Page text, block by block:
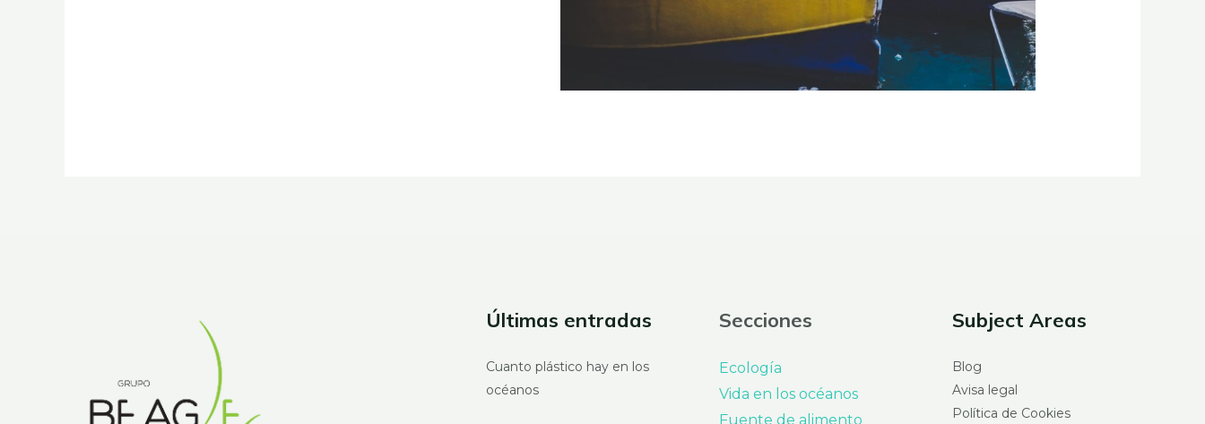
Últimas entradas
Cuanto plástico hay en los
océanos
Secciones
Ecología
Vida en los océanos
Fuente de alimento
Subject Areas
Blog
Avisa legal
Política de Cookies